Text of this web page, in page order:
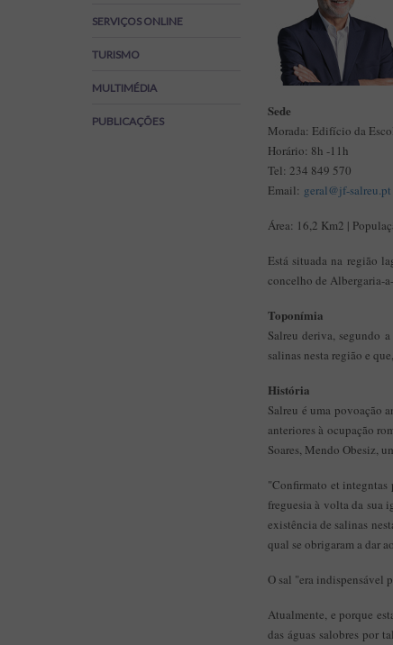
SERVIÇOS ONLINE
TURISMO
MULTIMÉDIA
PUBLICAÇÕES
Sede
Morada: Edifício da
Horário: 8h -11h
Tel: 234 849 570
Email: geral@jf-salreu.pt
Área: 16,2 Km2 |
Está situada na região
concelho de Albergaria-
Toponímia
Salreu deriva, segundo
salinas nesta região e
História
Salreu é uma povoação
anteriores à ocupação
Soares, Mendo Obesiz,
"Confirmato et integntas
freguesia à volta da sua
existência de salinas
qual se obrigaram a dar
O sal "era indispensável
Atualmente, e porque
das águas salobres por